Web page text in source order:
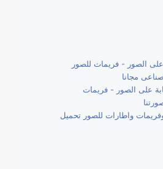
الصور - فريمات للصور
مجانا
على الصور - فريمات
واطارات للصور تحميل